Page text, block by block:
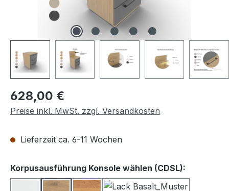
Regulärer Preis:
628,00 €
Preise inkl. MwSt. zzgl. Versandkosten
Lieferzeit ca. 6-11 Wochen
Korpusausführung Konsole wählen (CDSL):